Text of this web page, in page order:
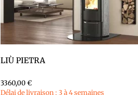
LIÙ PIETRA
3360,00€
Délai de livraison : 3 à 4 semaines